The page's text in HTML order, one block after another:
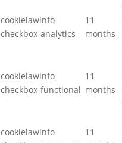
cookielawinfo-
checkbox-analytics
11
months
cookielawinfo-
checkbox-functional
11
months
cookielawinfo-
11